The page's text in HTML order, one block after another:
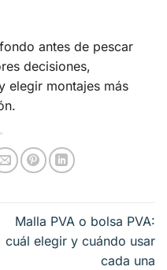
antes de pescar
decisiones,
elegir montajes más
Malla PVA o bolsa PVA:
cuál elegir y cuándo usar
cada una